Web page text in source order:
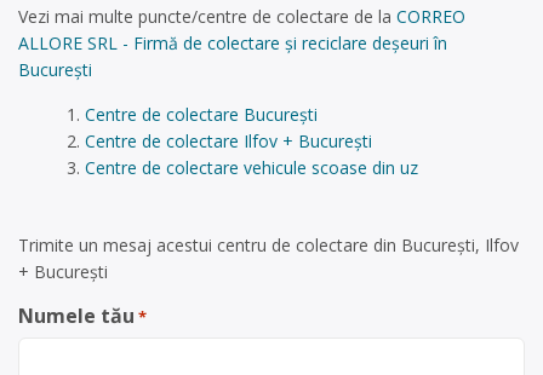
Vezi mai multe puncte/centre de colectare de la CORREO
ALLORE SRL - Firmă de colectare și reciclare deșeuri în
București
Centre de colectare București
Centre de colectare Ilfov + București
Centre de colectare vehicule scoase din uz
Trimite un mesaj acestui centru de colectare din București, Ilfov
+ București
Numele tău *